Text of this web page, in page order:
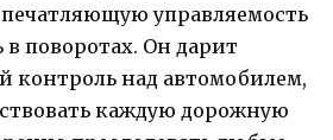
управляемость
поворотах. Он дарит
контроль над автомобилем,
каждую дорожную